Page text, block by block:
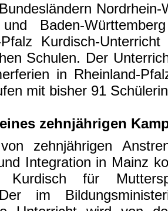
und Baden-
Pfalz Kurdisch-
Schulen. Der
in Rheinland-
mit bisher 91
zehnjährigen
zehnjährigen
Integration in Mainz
Kurdisch für
im